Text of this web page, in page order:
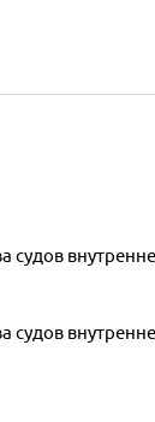
судов
судов